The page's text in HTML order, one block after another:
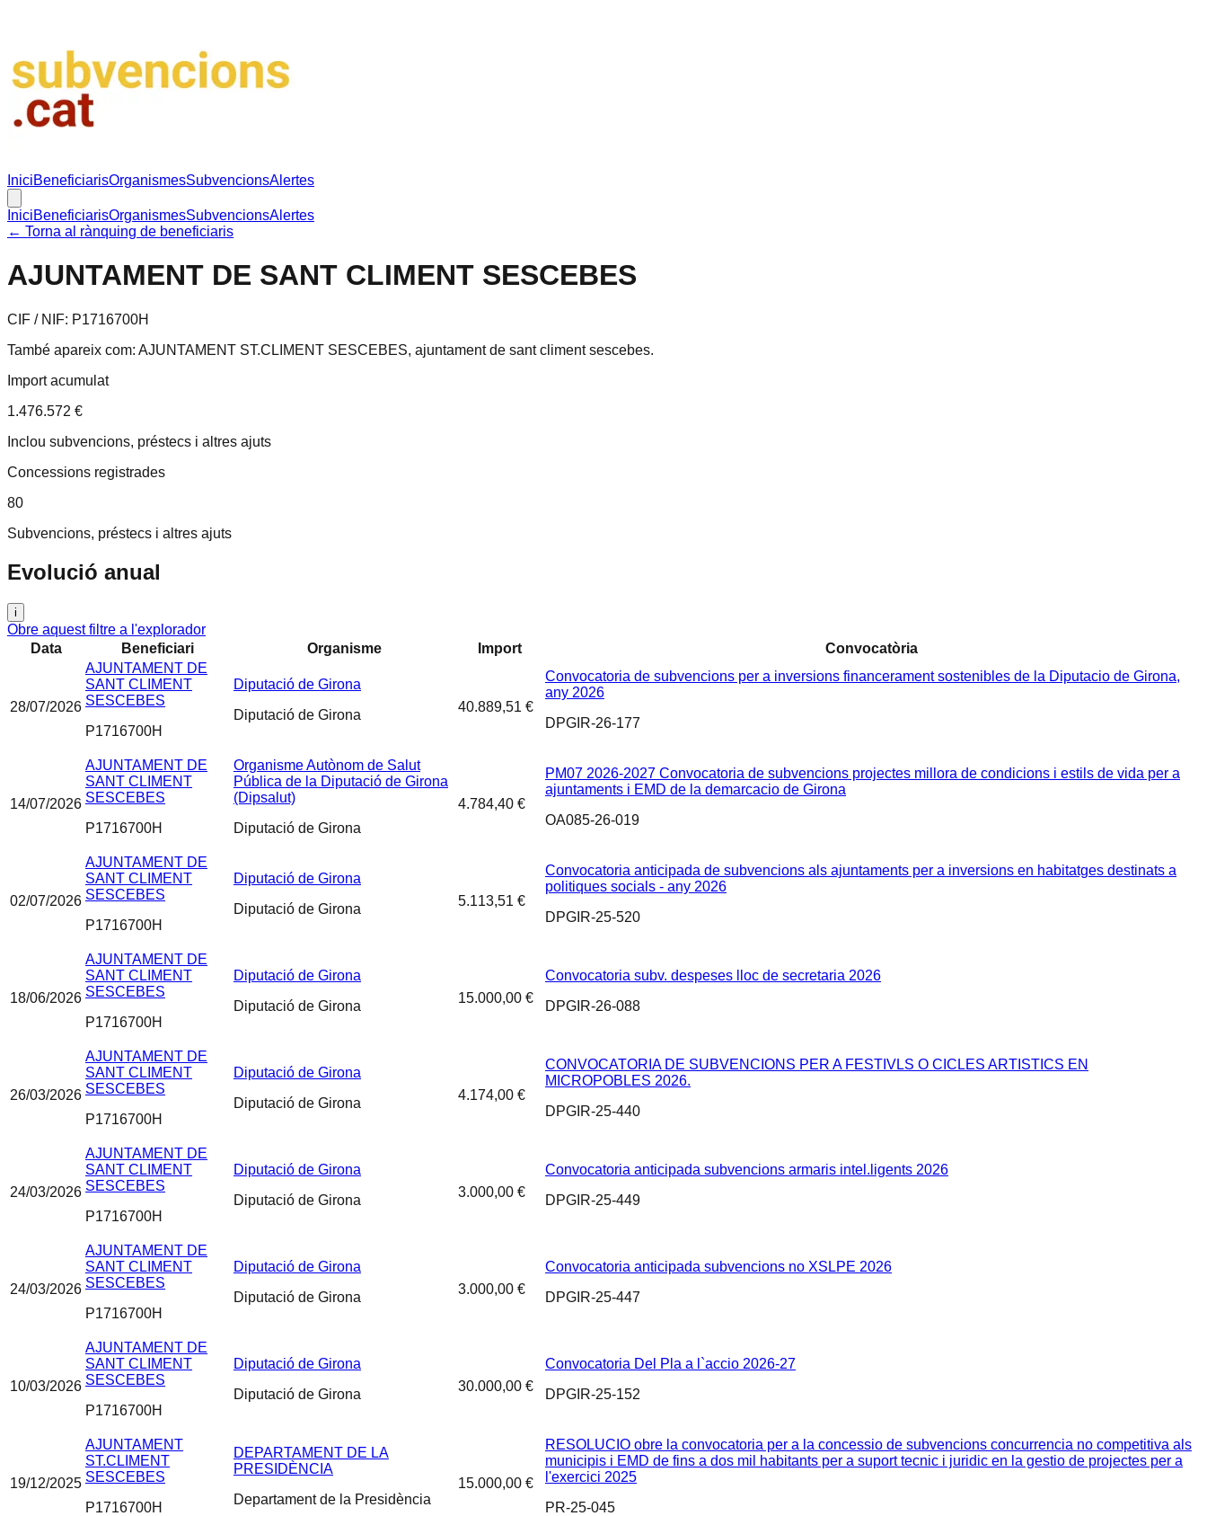
IniciBeneficiarisOrganismesSubvencionsAlertes
IniciBeneficiarisOrganismesSubvencionsAlertes
← Torna al rànquing de beneficiaris
AJUNTAMENT DE SANT CLIMENT SESCEBES
CIF / NIF: P1716700H
També apareix com: AJUNTAMENT ST.CLIMENT SESCEBES, ajuntament de sant climent sescebes.
Import acumulat
1.476.572 €
Inclou subvencions, préstecs i altres ajuts
Concessions registrades
80
Subvencions, préstecs i altres ajuts
Evolució anual
i
Obre aquest filtre a l'explorador
Data
Beneficiari Organisme Import Convocatòria
28/07/2026
AJUNTAMENT DE
SANT CLIMENT
SESCEBES
P1716700H
Diputació de Girona
Diputació de Girona
40.889,51 €
Convocatoria de subvencions per a inversions financerament sostenibles de la Diputacio de Girona,
any 2026
DPGIR-26-177
14/07/2026
AJUNTAMENT DE
SANT CLIMENT
SESCEBES
P1716700H
Organisme Autònom de Salut
Pública de la Diputació de Girona
(Dipsalut)
Diputació de Girona
4.784,40 €
PM07 2026-2027 Convocatoria de subvencions projectes millora de condicions i estils de vida per a
ajuntaments i EMD de la demarcacio de Girona
OA085-26-019
02/07/2026
AJUNTAMENT DE
SANT CLIMENT
SESCEBES
P1716700H
Diputació de Girona
Diputació de Girona
5.113,51 €
Convocatoria anticipada de subvencions als ajuntaments per a inversions en habitatges destinats a
politiques socials - any 2026
DPGIR-25-520
18/06/2026
AJUNTAMENT DE
SANT CLIMENT
SESCEBES
P1716700H
Diputació de Girona
Diputació de Girona
15.000,00 €
Convocatoria subv. despeses lloc de secretaria 2026
DPGIR-26-088
26/03/2026
AJUNTAMENT DE
SANT CLIMENT
SESCEBES
P1716700H
Diputació de Girona
Diputació de Girona
4.174,00 €
CONVOCATORIA DE SUBVENCIONS PER A FESTIVLS O CICLES ARTISTICS EN
MICROPOBLES 2026.
DPGIR-25-440
24/03/2026
AJUNTAMENT DE
SANT CLIMENT
SESCEBES
P1716700H
Diputació de Girona
Diputació de Girona
3.000,00 €
Convocatoria anticipada subvencions armaris intel.ligents 2026
DPGIR-25-449
24/03/2026
AJUNTAMENT DE
SANT CLIMENT
SESCEBES
P1716700H
Diputació de Girona
Diputació de Girona
3.000,00 €
Convocatoria anticipada subvencions no XSLPE 2026
DPGIR-25-447
10/03/2026
AJUNTAMENT DE
SANT CLIMENT
SESCEBES
P1716700H
Diputació de Girona
Diputació de Girona
30.000,00 €
Convocatoria Del Pla a l`accio 2026-27
DPGIR-25-152
19/12/2025
AJUNTAMENT
ST.CLIMENT
SESCEBES
P1716700H
DEPARTAMENT DE LA
PRESIDÈNCIA
Departament de la Presidència
15.000,00 €
RESOLUCIO obre la convocatoria per a la concessio de subvencions concurrencia no competitiva als
municipis i EMD de fins a dos mil habitants per a suport tecnic i juridic en la gestio de projectes per a
l'exercici 2025
PR-25-045